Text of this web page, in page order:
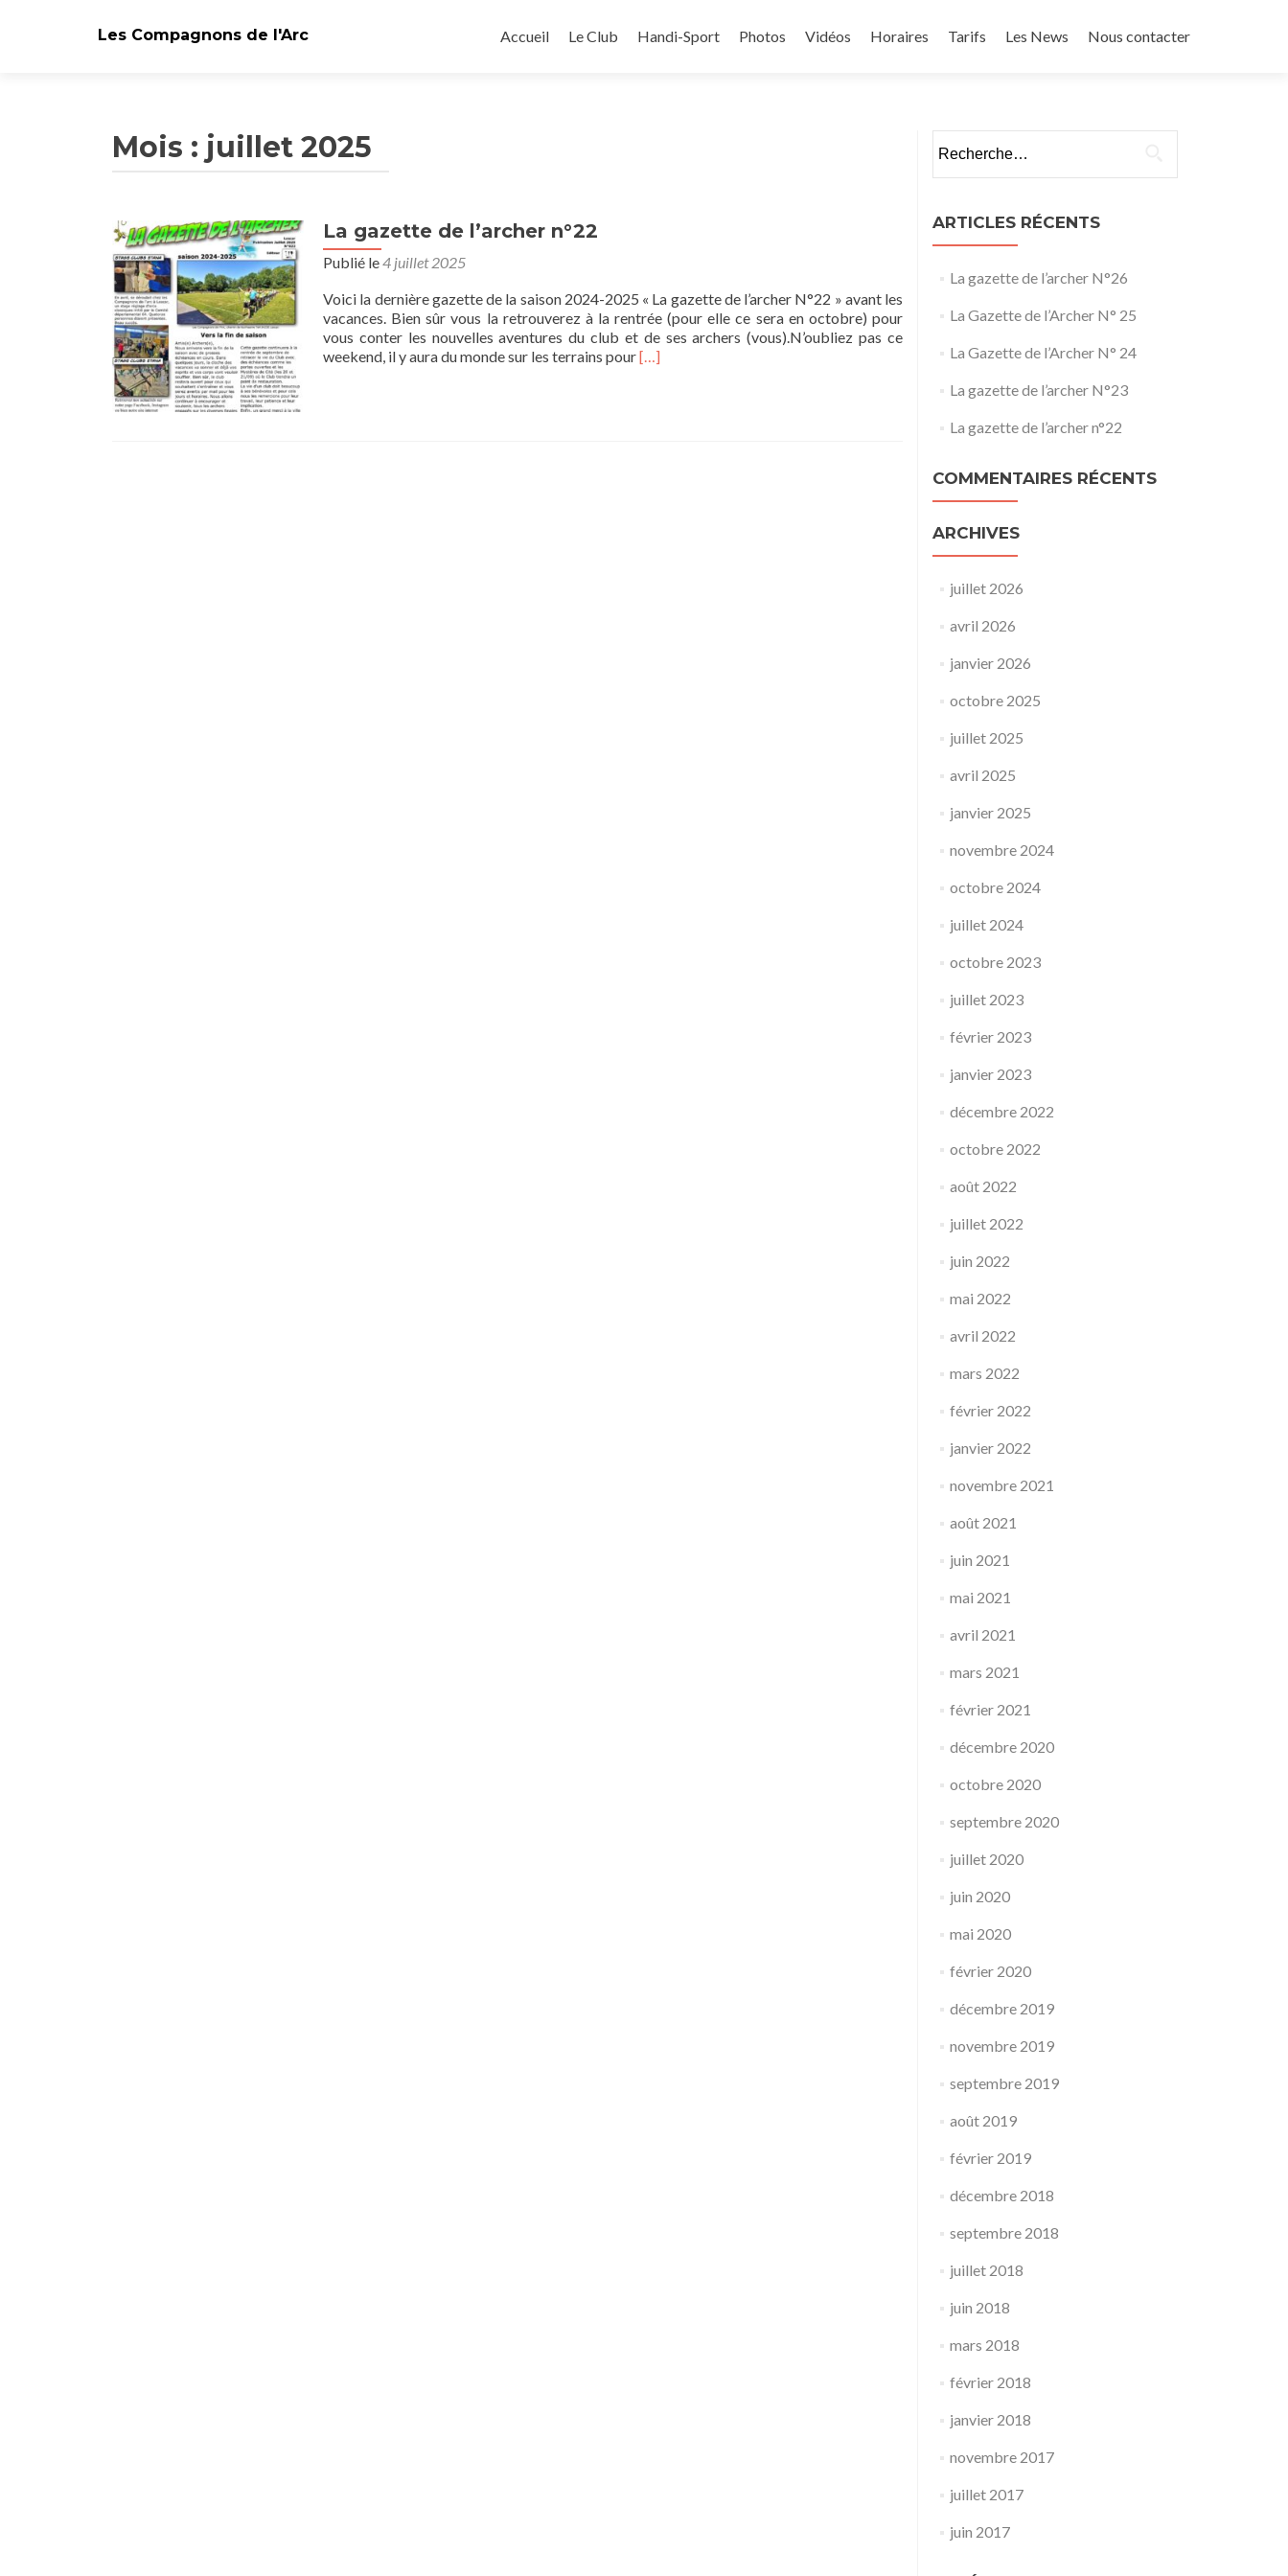
Les Compagnons de l'Arc
Accueil
Le Club Handi-Sport Photos Vidéos Horaires Tarifs Les News Nous contacter
Mois : juillet 2025
La gazette de l’archer n°22
Publié le4 juillet 2025
Voici la dernière gazette de la saison 2024-2025 « La gazette de l’archer N°22 » avant les
vacances. Bien sûr vous la retrouverez à la rentrée (pour elle ce sera en octobre) pour
vous conter les nouvelles aventures du club et de ses archers (vous).N’oubliez pas ce
weekend, il y aura du monde sur les terrains pourEn
[…]
ARTICLES RÉCENTS
La gazette de l’archer N°26
La Gazette de l’Archer N° 25
La Gazette de l’Archer N° 24
La gazette de l’archer N°23
La gazette de l’archer n°22
COMMENTAIRES RÉCENTS
ARCHIVES
juillet 2026
avril 2026
janvier 2026
octobre 2025
juillet 2025
avril 2025
janvier 2025
novembre 2024
octobre 2024
juillet 2024
octobre 2023
juillet 2023
février 2023
janvier 2023
décembre 2022
octobre 2022
août 2022
juillet 2022
juin 2022
mai 2022
avril 2022
mars 2022
février 2022
janvier 2022
novembre 2021
août 2021
juin 2021
mai 2021
avril 2021
mars 2021
février 2021
décembre 2020
octobre 2020
septembre 2020
juillet 2020
juin 2020
mai 2020
février 2020
décembre 2019
novembre 2019
septembre 2019
août 2019
février 2019
décembre 2018
septembre 2018
juillet 2018
juin 2018
mars 2018
février 2018
janvier 2018
novembre 2017
juillet 2017
juin 2017